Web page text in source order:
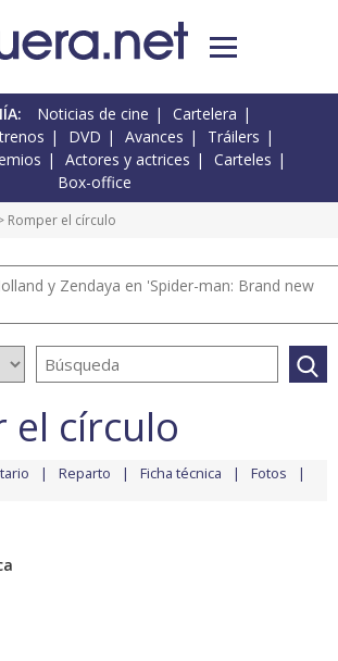
Noticias de cine
Cartelera
DVD Avances
Tráilers
Actores y actrices
Carteles
Box-office
Romper el círculo
y Zendaya en 'Spider-man: Brand new
el círculo
Reparto Ficha técnica Fotos